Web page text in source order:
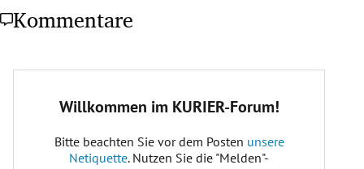
Kommentare